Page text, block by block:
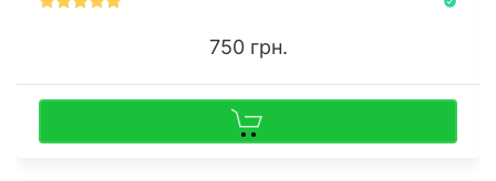
750 грн.